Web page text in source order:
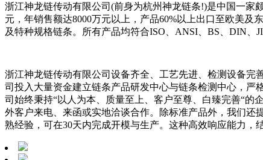
浙江神龙链传动有限公司(前身为杭州神龙链条!)是中国一家
元，年销售额达8000万元以上，产品60%以上出口至欧美及
及特种规格链条。所有产品均符合ISO、ANSI、BS、DIN、
浙江神龙链传动有限公司设备齐全、工艺先进、检测设备
司投入大量资金建立链条产品研发中心与链条检测中心，严
司始终秉持“以人为本、质量至上、客户至尊、白臻完善“的
外客户来电、来函或实地洽谈合作。除标准产品外，我们
熟经验，可在30天内完成开模与生产。这种高效响应能力，